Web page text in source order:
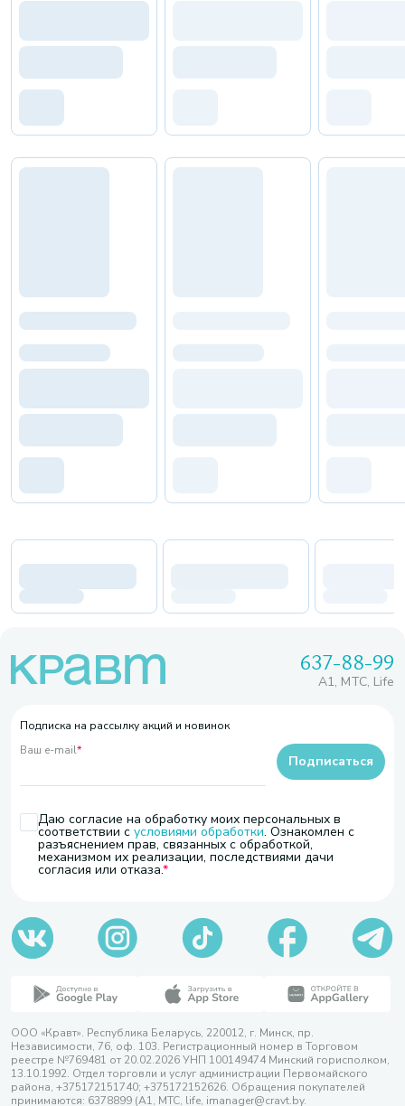
637-88-99
A1, МТС, Life
Подписка на рассылку акций и новинок
Ваш e-mail*
Даю согласие на обработку моих персональных в
соответствии с условиями обработки. Ознакомлен с
разъяснением прав, связанных с обработкой,
механизмом их реализации, последствиями дачи
согласия или отказа.
Подписаться
ООО «Кравт». Республика Беларусь, 220012, г. Минск, пр.
Независимости, 76, оф. 103. Регистрационный номер в Торговом
реестре №769481 от 20.02.2026 УНП 100149474 Минский горисполком,
13.10.1992. Отдел торговли и услуг администрации Первомайского
района, +375172151740; +375172152626. Обращения покупателей
принимаются: 6378899 (А1, МТС, life, imanager@cravt.by.